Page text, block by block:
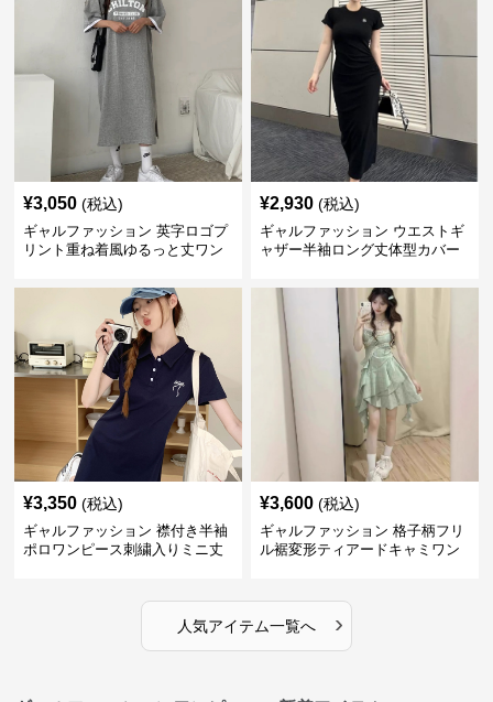
¥3,050 (税込)
ギャルファッション 英字ロゴプ
リント重ね着風ゆるっと丈ワン
¥2,930 (税込)
ギャルファッション ウエストギ
ャザー半袖ロング丈体型カバー
¥3,350 (税込)
ギャルファッション 襟付き半袖
ポロワンピース刺繍入りミニ丈
¥3,600 (税込)
ギャルファッション 格子柄フリ
ル裾変形ティアードキャミワン
人気アイテム一覧へ ›